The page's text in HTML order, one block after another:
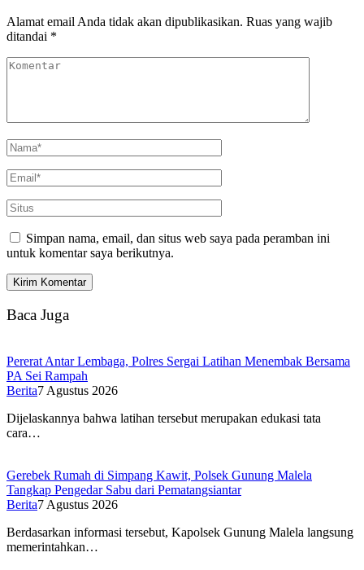
Alamat email Anda tidak akan dipublikasikan. Ruas yang wajib
ditandai *
Simpan nama, email, dan situs web saya pada peramban ini
untuk komentar saya berikutnya.
Baca Juga
Pererat Antar Lembaga, Polres Sergai Latihan Menembak Bersama
PA Sei Rampah
Berita7 Agustus 2026
Dijelaskannya bahwa latihan tersebut merupakan edukasi tata
cara…
Gerebek Rumah di Simpang Kawit, Polsek Gunung Malela
Tangkap Pengedar Sabu dari Pematangsiantar
Berita7 Agustus 2026
Berdasarkan informasi tersebut, Kapolsek Gunung Malela langsung
memerintahkan…